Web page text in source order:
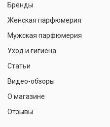
Бренды
Женская парфюмерия
Мужская парфюмерия
Уход и гигиена
Статьи
Видео-обзоры
О магазине
Отзывы